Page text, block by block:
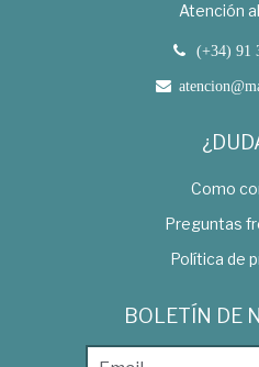
Atención
(+34) 91
Como
Preguntas
Política de
BOLETÍN DE